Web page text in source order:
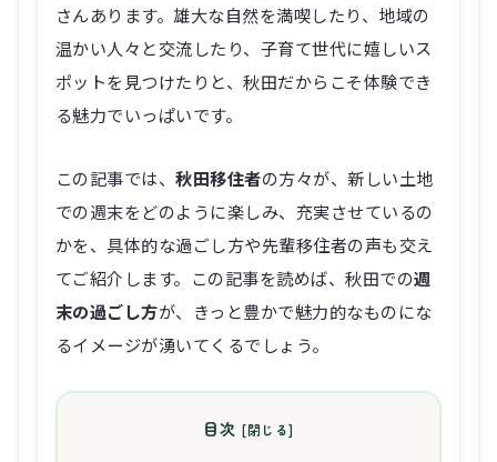
さんあります。雄大な自然を満喫したり、地域の
温かい人々と交流したり、子育て世代に嬉しいス
ポットを見つけたりと、秋田だからこそ体験でき
る魅力でいっぱいです。
この記事では、秋田移住者の方々が、新しい土地
での週末をどのように楽しみ、充実させているの
かを、具体的な過ごし方や先輩移住者の声も交え
てご紹介します。この記事を読めば、秋田での週
末の過ごし方が、きっと豊かで魅力的なものにな
るイメージが湧いてくるでしょう。
目次